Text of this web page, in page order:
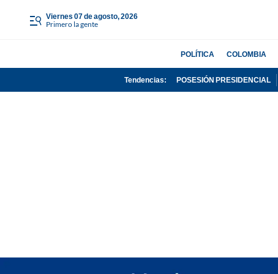
viernes 07 de agosto, 2026
Primero la gente
POLÍTICA COLOMBIA
Tendencias: POSESIÓN PRESIDENCIAL